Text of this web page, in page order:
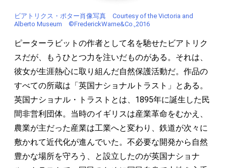
ビアトリクス・ポター肖像写真 Courtesy of the Victoria and
Alberto Museum ©FrederickWarne&Co.,2016
ピーターラビットの作者として名を馳せたビアトリク
スだが、もうひとつ力を注いだものがある。それは、
彼女が生涯熱心に取り組んだ自然保護活動だ。作品の
すべての所蔵は「英国ナショナルトラスト」とある。
英国ナショナル・トラストとは、1895年に誕生した民
間非営利団体。当時のイギリスは産業革命をむかえ、
農業が主だった産業は工業へと変わり、鉄道が次々に
敷かれて近代化が進んでいた。不必要な開発から自然
豊かな場所を守ろう、と設立したのが英国ナショナ